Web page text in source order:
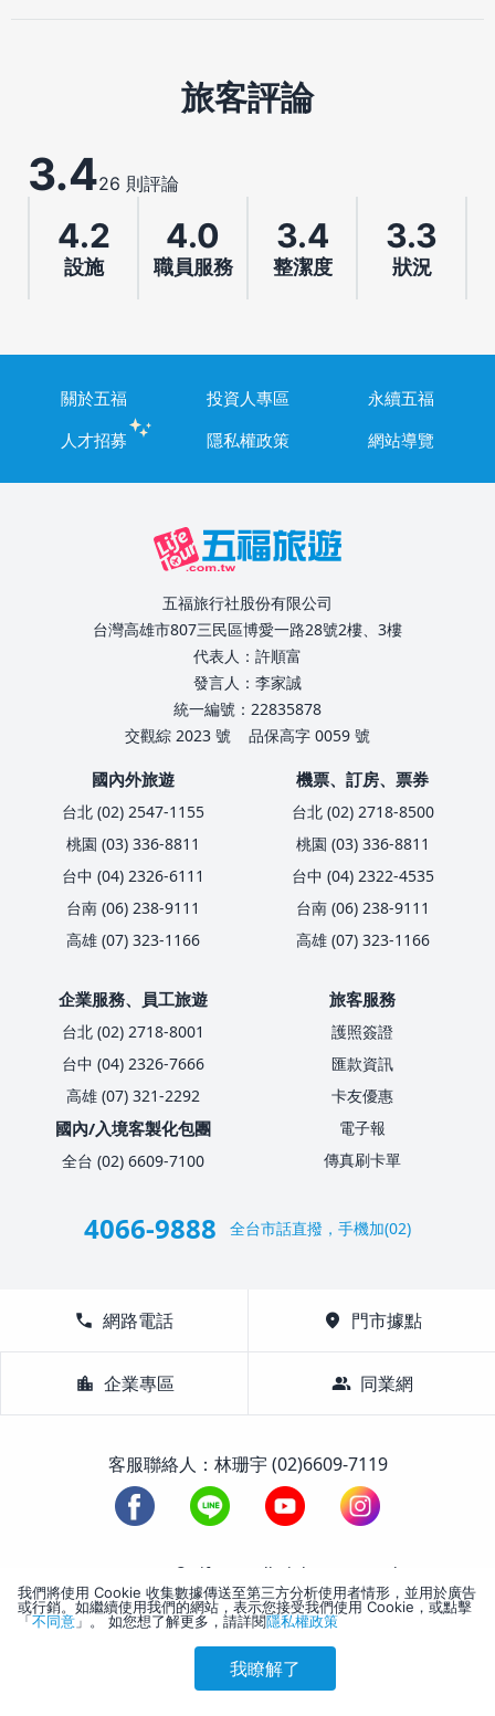
刷卡優惠 會員訂購
旅客評論
3.426 則評論
4.2
設施
4.0
職員服務
3.4
整潔度
3.3
狀況
關於五福 投資人專區
永續五福
人才招募
隱私權政策 網站導覽
五福旅行社股份有限公司
台灣高雄市807三民區博愛一路28號2樓、3樓
代表人：許順富
發言人：李家誠
統一編號：22835878
交觀綜 2023 號
品保高字 0059 號
國內外旅遊
台北 (02) 2547-1155
桃園 (03) 336-8811
台中 (04) 2326-6111
台南 (06) 238-9111
高雄 (07) 323-1166
機票、訂房、票券
台北 (02) 2718-8500
桃園 (03) 336-8811
台中 (04) 2322-4535
台南 (06) 238-9111
高雄 (07) 323-1166
企業服務、員工旅遊
台北 (02) 2718-8001
台中 (04) 2326-7666
高雄 (07) 321-2292
國內/入境客製化包團
全台 (02) 6609-7100
旅客服務
護照簽證
匯款資訊
卡友優惠
電子報
傳真刷卡單
4066-9888 全台市話直撥，手機加(02)
call 網路電話 location_on 門市據點
location_city 企業專區 group 同業網
客服聯絡人：林珊宇 (02)6609-7119
1988-2026 © Lifetour All Rights Reserved.
我們將使用 Cookie 收集數據傳送至第三方分析使用者情形，並用於廣告
或行銷。如繼續使用我們的網站，表示您接受我們使用 Cookie，或點擊
「不同意 」。 如您想了解更多，請詳閱隱私權政策
我瞭解了